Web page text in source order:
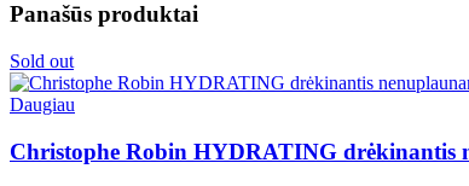
Panašūs produktai
Sold out
Daugiau
Christophe Robin HYDRATING drėkinantis